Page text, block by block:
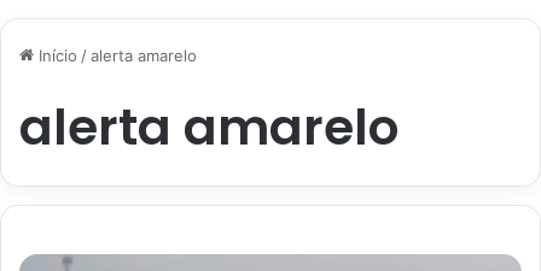
Início /alerta amarelo
alerta amarelo